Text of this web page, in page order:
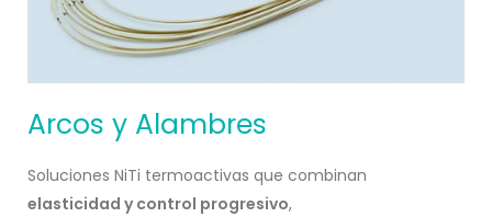
Arcos y Alambres
Soluciones NiTi termoactivas que combinan
elasticidad y control progresivo,